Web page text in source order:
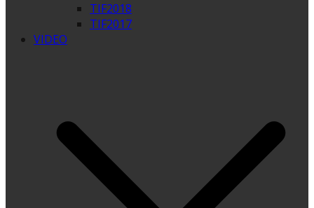
TIF2018
TIF2017
VIDEO